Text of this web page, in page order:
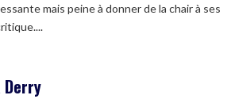
mais peine à donner de la chair à ses
Derry